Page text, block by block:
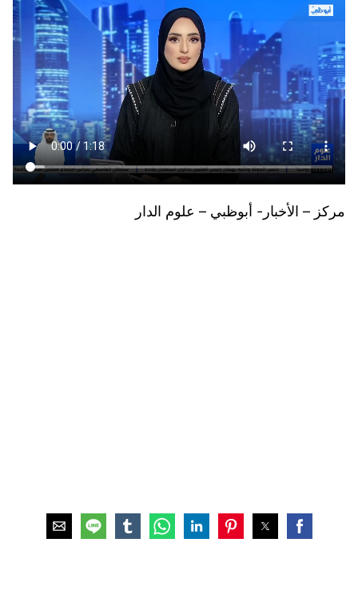
مركز – الأخبار- أبوظبي – علوم الدار